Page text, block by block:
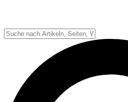
Punkte & Scoring
Strafen & Fouls